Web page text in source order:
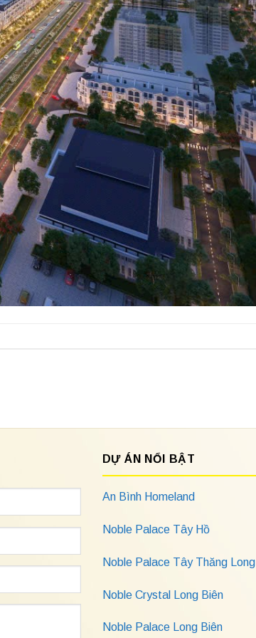
DỰ ÁN NỔI BẬT
An Bình Homeland
Noble Palace Tây Hồ
Noble Palace Tây Thăng Long
Noble Crystal Long Biên
Noble Palace Long Biên